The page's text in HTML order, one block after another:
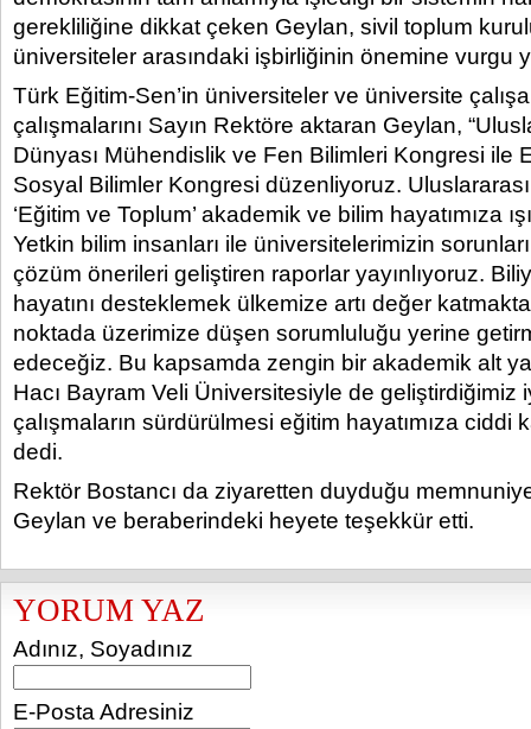
gerekliliğine dikkat çeken Geylan, sivil toplum
üniversiteler arasındaki işbirliğinin önemine vurgu
Türk Eğitim-Sen’in üniversiteler ve üniversite
çalışmalarını Sayın Rektöre aktaran Geylan,
Dünyası Mühendislik ve Fen Bilimleri Kongresi ile
Sosyal Bilimler Kongresi düzenliyoruz.
‘Eğitim ve Toplum’ akademik ve bilim hayatımıza
Yetkin bilim insanları ile üniversitelerimizin
çözüm önerileri geliştiren raporlar yayınlıyoruz.
hayatını desteklemek ülkemize artı değer
noktada üzerimize düşen sorumluluğu yerine
edeceğiz. Bu kapsamda zengin bir akademik alt
Hacı Bayram Veli Üniversitesiyle de geliştirdiğimiz
çalışmaların sürdürülmesi eğitim hayatımıza ciddi
dedi.
Rektör Bostancı da ziyaretten duyduğu
Geylan ve beraberindeki heyete teşekkür etti.
YORUM YAZ
Adınız, Soyadınız
E-Posta Adresiniz